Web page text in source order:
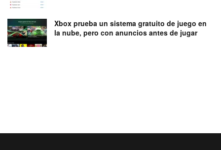
Xbox prueba un sistema gratuito de juego en
la nube, pero con anuncios antes de jugar